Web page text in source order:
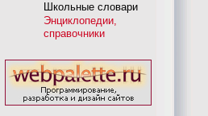
Школьные словари
Энциклопедии,
справочники